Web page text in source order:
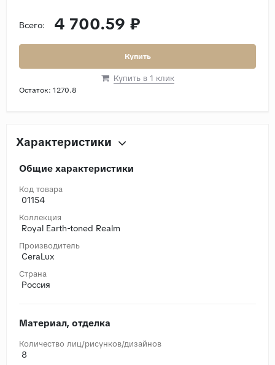
Всего: 4 700.59 ₽
Купить
Купить в 1 клик
Остаток: 1270.8
Характеристики
Общие характеристики
Код товара
01154
Коллекция
Royal Earth-toned Realm
Производитель
CeraLux
Страна
Россия
Материал, отделка
Количество лиц/рисунков/дизайнов
8